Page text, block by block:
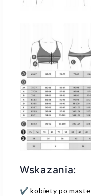
Wskazania:
✔️ kobiety po